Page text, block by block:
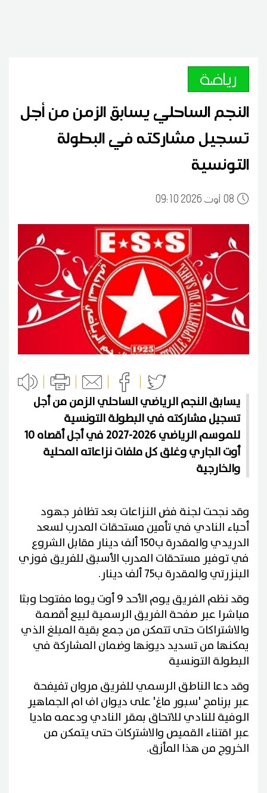
رياضة
النجم الساحلي يسابق الزمن من أجل
تسجيل مشاركته في البطولة
التونسية
0809:10 2026 أوت
يسابق النجم الرياضي الساحلي الزمن من أجل
تسجيل مشاركته في البطولة التونسية
للموسم الرياضي 2026-2027 في أجل أقصاه 10
أوت الجاري وغلق كل ملفات نزاعاته المحلية
والخارجية
وقد نجحت لجنة فض النزاعات بعد تظافر جهود
أحباء النادي في تأمين مستحقات المدرب لسعد
الدريدي والمقدرة ب150 ألف دينار مقابل الشروع
في توفير مستحقات المدرب الأسبق للفريق فوزي
البنزرتي والمقدرة ب75 ألف دينار.
وقد نظم الفريق يوم الأحد 9 أوت يوما مفتوحا وبثا
مباشرا عبر صفحة الفريق الرسمية لبيع أقصمة
والاشتراكات حتى تتمكن من جمع بقية المبلغ الذي
يمكنها من تسديد ديونها وضمان المشاركة في
البطولة التونسية
وقد دعا الناطق الرسمي للفريق مروان تفيفحة
عبر برنامج 'سبور ماغ' على ديوان اف ام الجماهير
الوفية للنادي للاتحاق بمقر النادي ودعمه ماديا
عبر اقتناء القميص والاشتركات حتى يتمكن من
الخروج من هذا المأزق.